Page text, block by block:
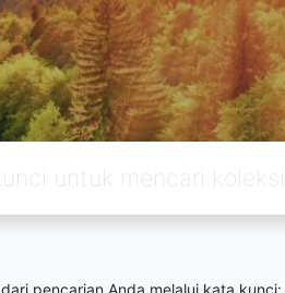
dari pencarian Anda melalui kata kunci: